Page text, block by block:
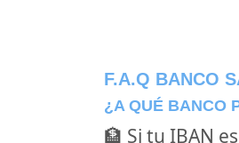
F.A.Q BANCO
¿A QUÉ BANCO
🏦 Si tu IBAN es